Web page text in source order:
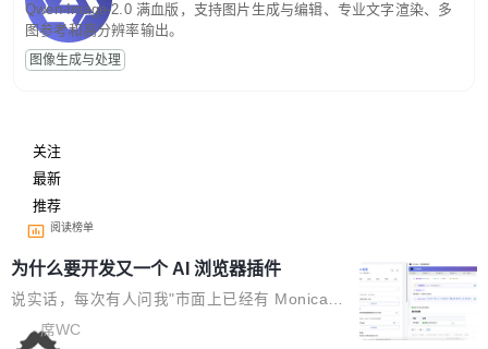
Qwen-Image-2.0 满血版，支持图片生成与编辑、专业文字渲染、多
图参考和高分辨率输出。
图像生成与处理
关注
最新
推荐
阅读榜单
为什么要开发又一个 AI 浏览器插件
说实话，每次有人问我"市面上已经有 Monica、
Sider、Copilot for Chrome 这些 AI 浏览器插件
席WC